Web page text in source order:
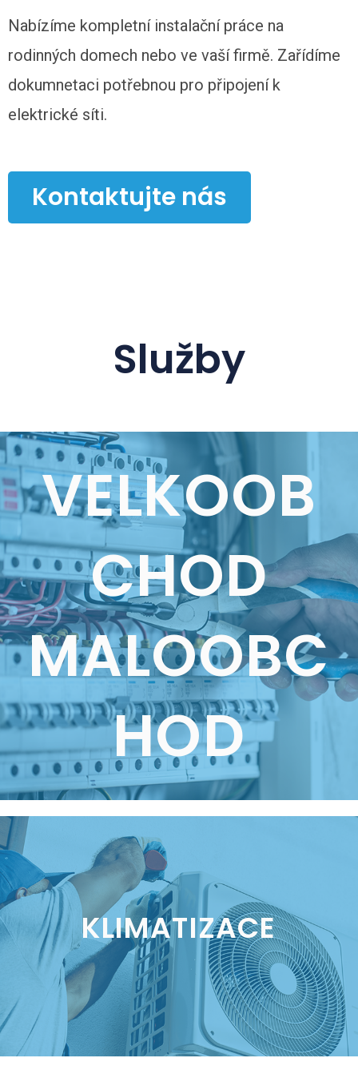
Nabízíme kompletní instalační práce na
rodinných domech nebo ve vaší firmě. Zařídíme
dokumnetaci potřebnou pro připojení k
elektrické síti.
Kontaktujte nás
Služby
VELKOOB
CHOD
MALOOBC
HOD
KLIMATIZACE